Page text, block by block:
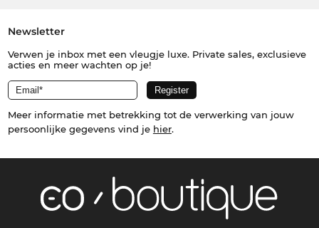
Newsletter
Verwen je inbox met een vleugje luxe. Private sales, exclusieve
acties en meer wachten op je!
Meer informatie met betrekking tot de verwerking van jouw
persoonlijke gegevens vind je hier.